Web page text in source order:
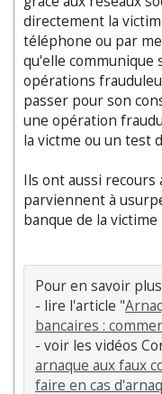
directement la
téléphone ou par
qu'elle communique
opérations
passer pour son
une opération
la victme ou un test
Ils ont aussi recours
parviennent à
banque de la
Pour en savoir
- lire l'article "
bancaires :
- voir les vidéos
arnaque aux faux